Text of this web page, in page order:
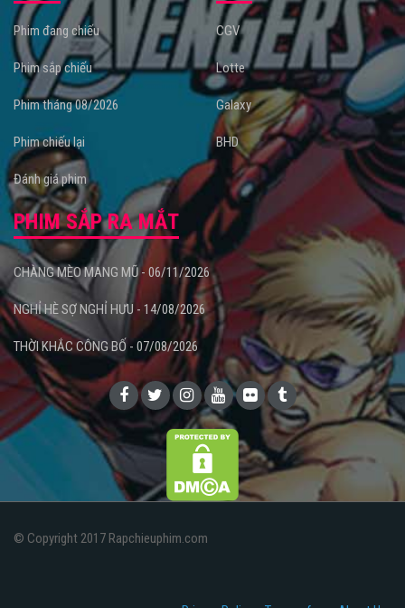
Phim đang chiếu
Phim sắp chiếu
Phim tháng 08/2026
Phim chiếu lại
Đánh giá phim
CGV
Lotte
Galaxy
BHD
PHIM SẮP RA MẮT
CHÀNG MÈO MANG MŨ - 06/11/2026
NGHỈ HÈ SỢ NGHỈ HƯU - 14/08/2026
THỜI KHẮC CÔNG BỐ - 07/08/2026
© Copyright 2017 Rapchieuphim.com